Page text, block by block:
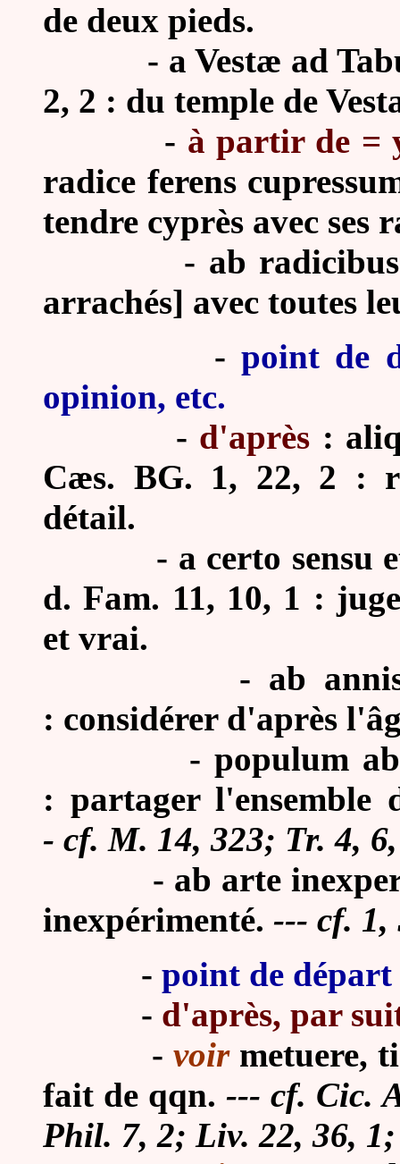
de deux pieds.
- a Vestæ ad
2, 2 : du temple de
- à partir de =
radice ferens
tendre cyprès avec ses
- ab
arrachés] avec toutes
- point de
opinion, etc.
- d'après :
Cæs. BG. 1, 22, 2 :
détail.
- a certo sensu
d. Fam. 11, 10, 1 :
et vrai.
- ab
: considérer d'après
- populum
: partager l'ensemble
- cf. M. 14, 323; Tr. 4,
- ab arte
inexpérimenté. --- cf. 1,
- point de
- d'après, par
- voir metuere,
fait de qqn. --- cf. Cic.
Phil. 7, 2; Liv. 22, 36,